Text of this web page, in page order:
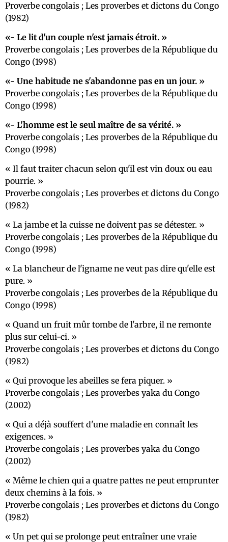
Proverbe congolais ; Les proverbes et dictons du Congo
(1982)
- Le lit d'un couple n'est jamais étroit.
Proverbe congolais ; Les proverbes de la République du
Congo (1998)
- Une habitude ne s'abandonne pas en un jour.
Proverbe congolais ; Les proverbes de la République du
Congo (1998)
- L'homme est le seul maître de sa vérité.
Proverbe congolais ; Les proverbes de la République du
Congo (1998)
Il faut traiter chacun selon qu'il est vin doux ou eau
pourrie.
Proverbe congolais ; Les proverbes et dictons du Congo
(1982)
La jambe et la cuisse ne doivent pas se détester.
Proverbe congolais ; Les proverbes de la République du
Congo (1998)
La blancheur de l'igname ne veut pas dire qu'elle est
pure.
Proverbe congolais ; Les proverbes de la République du
Congo (1998)
Quand un fruit mûr tombe de l'arbre, il ne remonte
plus sur celui-ci.
Proverbe congolais ; Les proverbes et dictons du Congo
(1982)
Qui provoque les abeilles se fera piquer.
Proverbe congolais ; Les proverbes yaka du Congo
(2002)
Qui a déjà souffert d'une maladie en connaît les
exigences.
Proverbe congolais ; Les proverbes yaka du Congo
(2002)
Même le chien qui a quatre pattes ne peut emprunter
deux chemins à la fois.
Proverbe congolais ; Les proverbes et dictons du Congo
(1982)
Un pet qui se prolonge peut entraîner une vraie